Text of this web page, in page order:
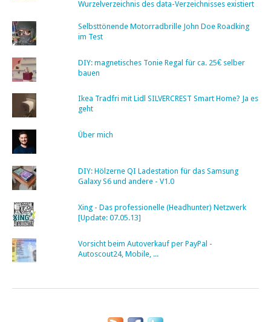
Wurzelverzeichnis des data-Verzeichnisses existiert
Selbsttönende Motorradbrille John Doe Roadking
im Test
DIY: magnetisches Tonie Regal für ca. 25€ selber
bauen
Ikea Tradfri mit Lidl SILVERCREST Smart Home? Ja es
geht
Über mich
DIY: Hölzerne QI Ladestation für das Samsung
Galaxy S6 und andere - V1.0
Xing - Das professionelle (Headhunter) Netzwerk
[Update: 07.05.13]
Vorsicht beim Autoverkauf per PayPal -
Autoscout24, Mobile, ...